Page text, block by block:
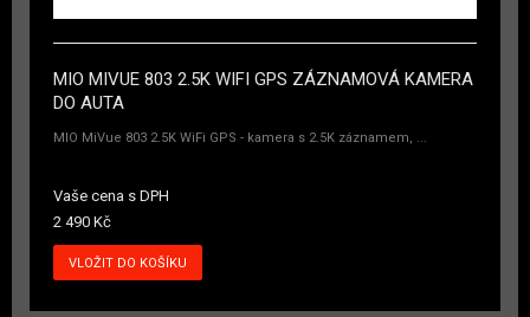
MIO MIVUE 803 2.5K WIFI GPS ZÁZNAMOVÁ KAMERA
DO AUTA
MIO MiVue 803 2.5K WiFi GPS - kamera s 2.5K záznamem, ...
Vaše cena s DPH
2 490 Kč